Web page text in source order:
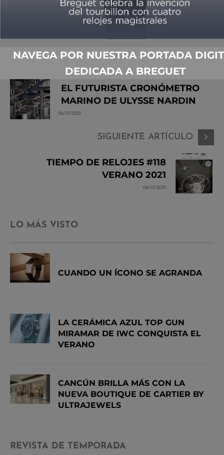
Share Compartir
EL FUTURISTA CRONÓMETRO
MARINO DE ULYSSE NARDIN
06/15/2021
SIGUIENTE ARTÍCULO
TIEMPO DE RELOJES #118
VERANO 2021
06/15/2021
LO MÁS VISTO
CUANDO UN ÍCONO SE AGRANDA
LA CERÁMICA AZUL TOP GUN
MIRAMAR DE IWC CONQUISTA EL
VERANO
CANCÚN BRILLA MÁS CON LA
NUEVA BOUTIQUE DE CARTIER BY
ULTRAJEWELS
REVISTA DE TEMPORADA
NAVEGA POR NUESTRA PORTADA
DEDICADA A BREGUET